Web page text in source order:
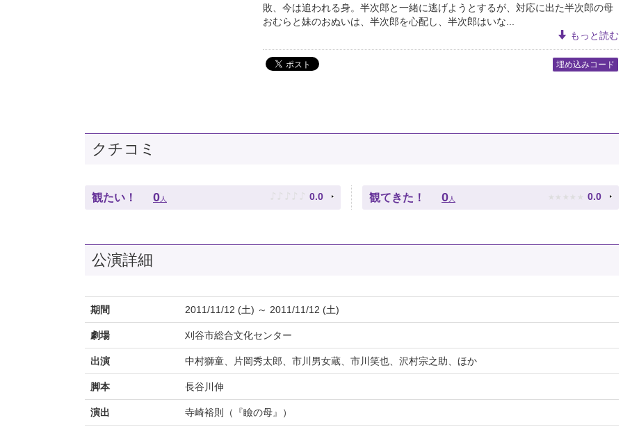
敗、今は追われる身。半次郎と一緒に逃げようとするが、対応に出た半次郎の母
おむらと妹のおぬいは、半次郎を心配し、半次郎はいな...
もっと読む
埋め込みコード
クチコミ
観たい！ 0 人 ♪ ♪ ♪ ♪ ♪ 0.0 観てきた！ 0 人 ★ ★ ★ ★ ★ 0.0
公演詳細
期間 2011/11/12 (土) ～ 2011/11/12 (土)
劇場 刈谷市総合文化センター
出演 中村獅童、片岡秀太郎、市川男女蔵、市川笑也、沢村宗之助、ほか
脚本 長谷川伸
演出 寺崎裕則（『瞼の母』）